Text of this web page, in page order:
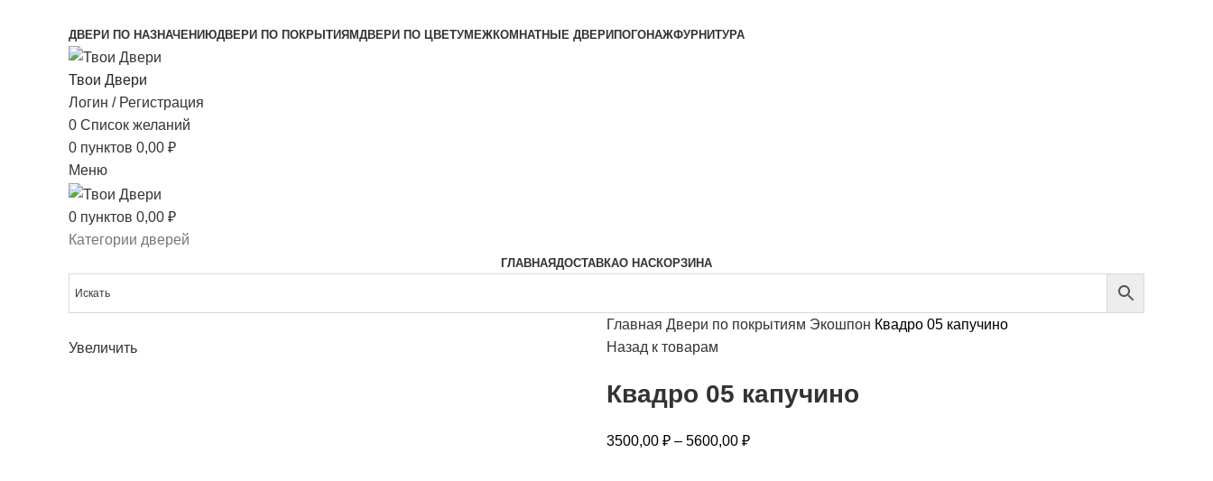
ДВЕРИ ПО НАЗНАЧЕНИЮДВЕРИ ПО ПОКРЫТИЯМДВЕРИ ПО ЦВЕТУМЕЖКОМНАТНЫЕ ДВЕРИ ПОГОНАЖФУРНИТУРА
Твои Двери
Логин / Регистрация
0 Список желаний
0 пунктов 0,00 ₽
Меню
0 пунктов 0,00 ₽
Категории дверей
ГЛАВНАЯДОСТАВКАО НАСКОРЗИНА
Увеличить
Главная Двери по покрытиям Экошпон Квадро 05 капучино
Назад к товарам
Квадро 05 капучино
3500,00 ₽ – 5600,00 ₽